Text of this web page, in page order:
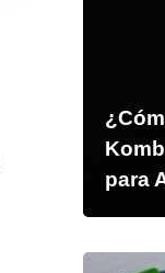
para